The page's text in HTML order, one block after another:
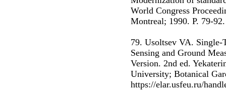
World Congress
Montreal; 1990. P. 79-92.
79. Usoltsev VA. Single-
Sensing and Ground
Version. 2nd ed.
University; Botanical
https://elar.usfeu.ru/